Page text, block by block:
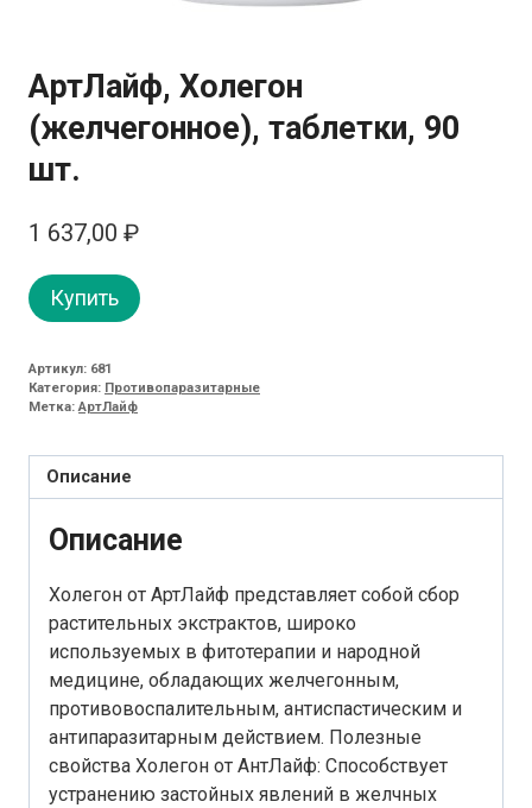
АртЛайф, Холегон
(желчегонное), таблетки, 90
шт.
1 637,00 ₽
Купить
Артикул: 681
Категория: Противопаразитарные
Метка:АртЛайф
Описание
Описание
Холегон от АртЛайф представляет собой сбор
растительных экстрактов, широко
используемых в фитотерапии и народной
медицине, обладающих желчегонным,
противовоспалительным, антиспастическим и
антипаразитарным действием. Полезные
свойства Холегон от АнтЛайф: Способствует
устранению застойных явлений в желчных